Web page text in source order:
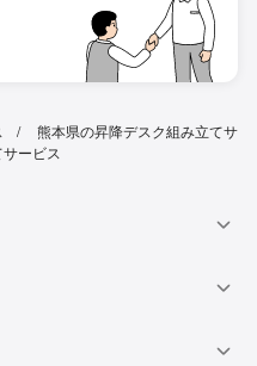
熊本県の昇降デスク組み立てサ
ービス